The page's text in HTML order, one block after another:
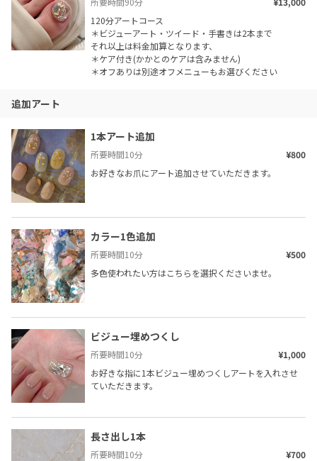
120分アートコース
＊ビジューアート・ツイード・手書きは2本まで
それ以上は料金加算となります、
＊ケア付き(かかとのケアは含みません)
＊オフありは別途オフメニューもお選びください
追加アート
1本アート追加
所要時間10分
¥800
お好きなお爪にアート追加させていただきます。
カラー1色追加
所要時間10分
¥500
多色使われたい方はこちらを選択くださいませ。
ビジュー埋めつくし
所要時間10分
¥1,000
お好きな指に1本ビジュー埋めつくしアートを入れさせ
ていただきます。
長さ出し1本
所要時間10分
¥700